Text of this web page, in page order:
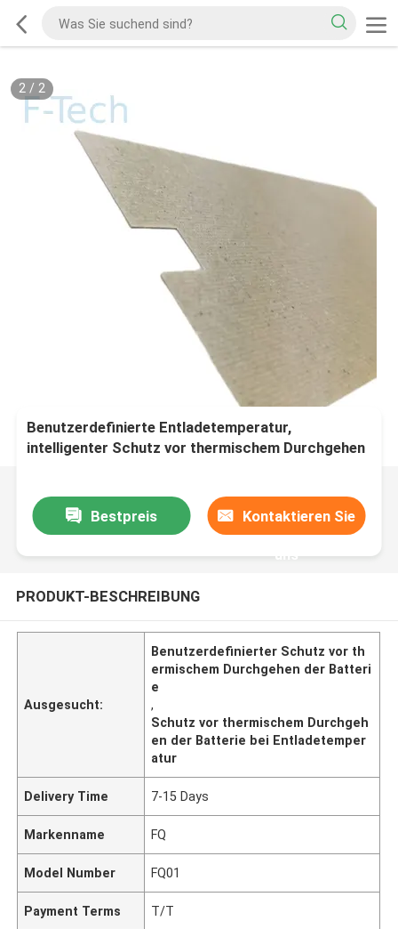
1/ 2
Benutzerdefinierte Entladetemperatur,
intelligenter Schutz vor thermischem Durchgehen
Bestpreis Kontaktieren Sie
uns
PRODUKT-BESCHREIBUNG
Ausgesucht:
Benutzerdefinierter Schutz vor th
ermischem Durchgehen der Batteri
e
,
Schutz vor thermischem Durchgeh
en der Batterie bei Entladetemper
atur
Delivery Time 7-15 Days
Markenname FQ
Model Number FQ01
Payment Terms T/T